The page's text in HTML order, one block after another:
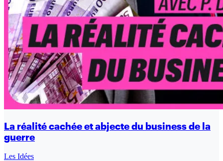
La réalité cachée et abjecte du business de la
guerre
Les Idées